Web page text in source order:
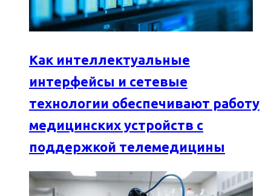
Как интеллектуальные
интерфейсы и сетевые
технологии обеспечивают работу
медицинских устройств с
поддержкой телемедицины